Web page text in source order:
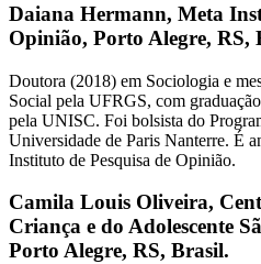
Daiana Hermann, Meta
Opinião, Porto Alegre, RS,
Doutora (2018) em Sociologia e
Social pela UFRGS, com
pela UNISC. Foi bolsista do
Universidade de Paris Nanterre. É
Instituto de Pesquisa de Opinião.
Camila Louis Oliveira,
Criança e do Adolescente
Porto Alegre, RS, Brasil.